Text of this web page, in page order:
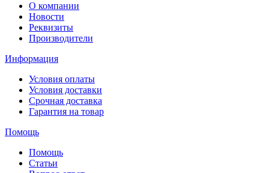
О компании
Новости
Реквизиты
Производители
Информация
Условия оплаты
Условия доставки
Срочная доставка
Гарантия на товар
Помощь
Помощь
Статьи